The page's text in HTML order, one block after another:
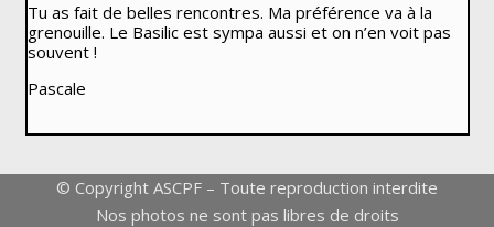
Tu as fait de belles rencontres. Ma préférence va à la
grenouille. Le Basilic est sympa aussi et on n’en voit pas
souvent !
Pascale
© Copyright ASCPF – Toute reproduction interdite
Nos photos ne sont pas libres de droits